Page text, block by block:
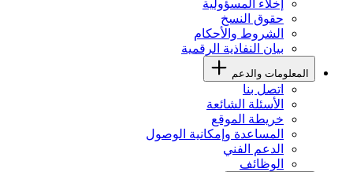
إخلاء المسؤولية
حقوق النسخ
الشروط والأحكام
بيان النفاذية الرقمية
المعلومات والدعم
اتصل بنا
الأسئلة الشائعة
خريطة الموقع
المساعدة وإمكانية الوصول
الدعم الفني
الوظائف